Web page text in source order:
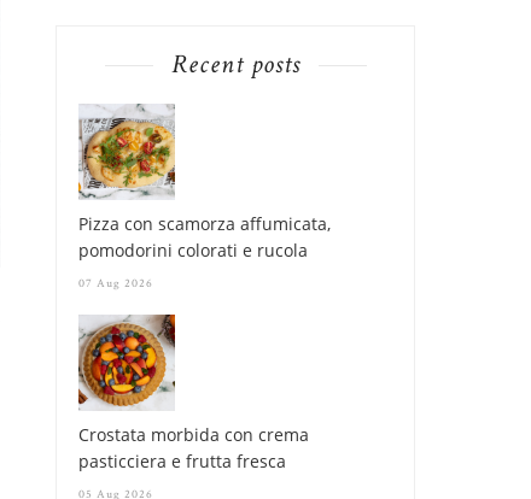
Recent posts
Pizza con scamorza affumicata,
pomodorini colorati e rucola
07 Aug 2026
Crostata morbida con crema
pasticciera e frutta fresca
05 Aug 2026